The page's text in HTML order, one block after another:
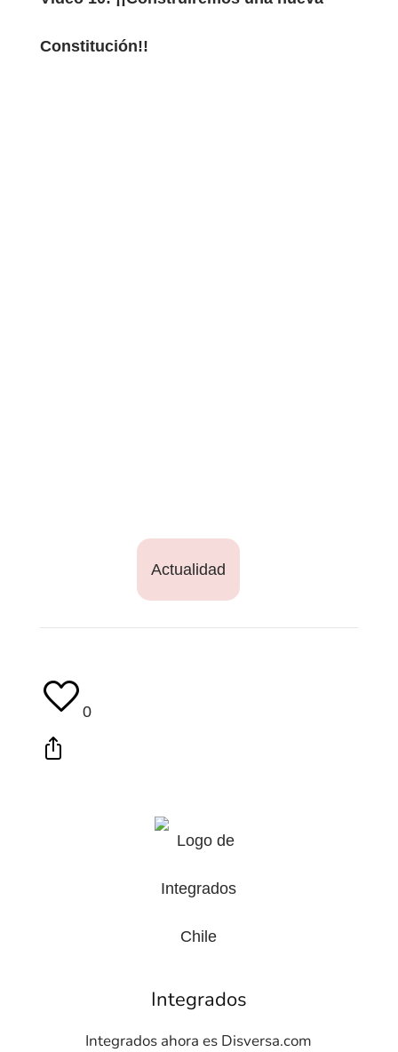
Constitución!!
Actualidad
0
Integrados
Integrados ahora es Disversa.com